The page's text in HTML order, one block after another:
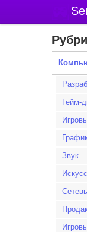
Гейм-
Звук